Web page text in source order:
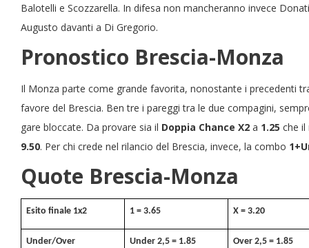
Balotelli e Scozzarella. In difesa non mancheranno invece
Augusto davanti a Di Gregorio.
Pronostico Brescia-Monza
Il Monza parte come grande favorita, nonostante i precedenti
favore del Brescia. Ben tre i pareggi tra le due compagini,
gare bloccate. Da provare sia il Doppia Chance X2 a 1.25 che
9.50. Per chi crede nel rilancio del Brescia, invece, la combo
Quote Brescia-Monza
Esito finale 1x2 1 = 3.65 X = 3.20
Under/Over Under 2,5 = 1.85 Over 2,5 = 1.85